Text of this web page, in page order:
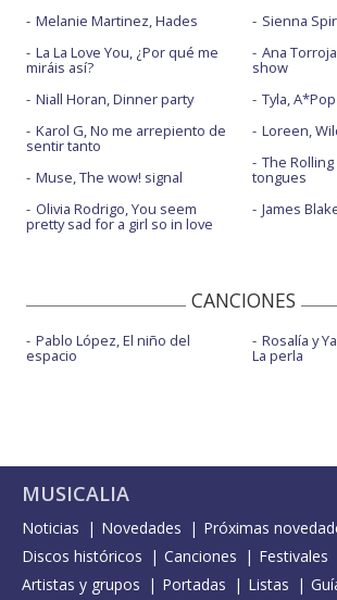
Melanie Martinez, Hades
La La Love You, ¿Por qué me
miráis así?
Niall Horan, Dinner party
Karol G, No me arrepiento de
sentir tanto
Muse, The wow! signal
Olivia Rodrigo, You seem
pretty sad for a girl so in love
Sienna
Ana
show
Tyla, A*Pop
Loreen,
The
tongues
James
CANCIONES
Pablo López, El niño del
espacio
Rosalía y
La perla
MUSICALIA
Noticias Novedades
Próximas
Discos históricos
Canciones Festivales
Artistas y grupos
Portadas Listas